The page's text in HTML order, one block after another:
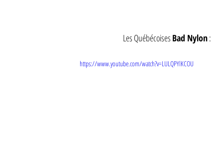
Les Québécoises Bad Nylon :
https://www.youtube.com/watch?v=LULQPYlKCOU